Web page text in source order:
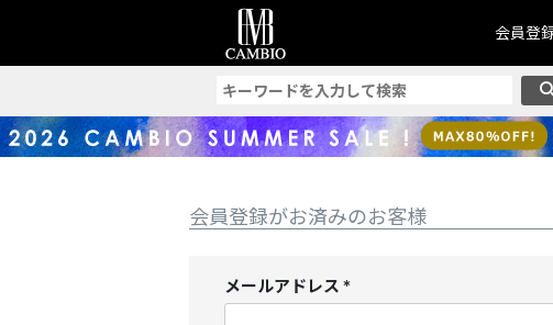
会員登
会員登録がお済みのお客様
メールアドレス